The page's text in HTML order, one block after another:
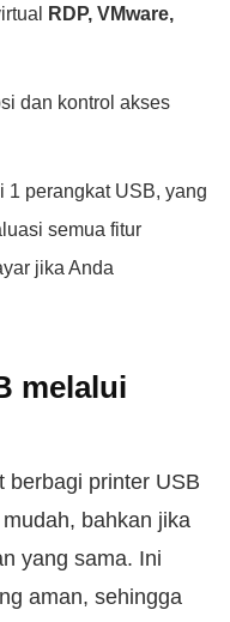
RDP, VMware,
dan kontrol akses
1 perangkat USB, yang
semua fitur
jika Anda
melalui
berbagi printer USB
bahkan jika
yang sama. Ini
aman, sehingga